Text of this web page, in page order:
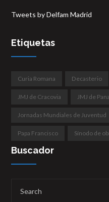
Tweets by Delfam Madrid
Etiquetas
Curia Romana Decasterio
JMJ de Cracovia JMJ de
Jornadas Mundiales de Juventud
Papa Francisco Sínodo de
Buscador